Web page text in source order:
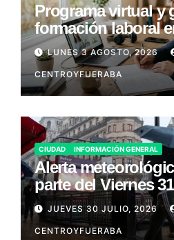
Programa virtual y
formación laboral
LUNES 3 AGOSTO, 2026
CENTROYFUERABA
CIUDAD INFORMACIÓN GENERAL
Alerta
parte del Viernes 31
JUEVES 30 JULIO, 2026
CENTROYFUERABA